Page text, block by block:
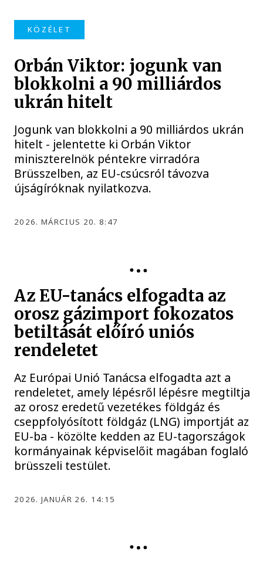
KÖZÉLET
Orbán Viktor: jogunk van
blokkolni a 90 milliárdos
ukrán hitelt
Jogunk van blokkolni a 90 milliárdos ukrán
hitelt - jelentette ki Orbán Viktor
miniszterelnök péntekre virradóra
Brüsszelben, az EU-csúcsról távozva
újságíróknak nyilatkozva.
2026. MÁRCIUS 20. 8:47
Az EU-tanács elfogadta az
orosz gázimport fokozatos
betiltását előíró uniós
rendeletet
Az Európai Unió Tanácsa elfogadta azt a
rendeletet, amely lépésről lépésre megtiltja
az orosz eredetű vezetékes földgáz és
cseppfolyósított földgáz (LNG) importját az
EU-ba - közölte kedden az EU-tagországok
kormányainak képviselőit magában foglaló
brüsszeli testület.
2026. JANUÁR 26. 14:15